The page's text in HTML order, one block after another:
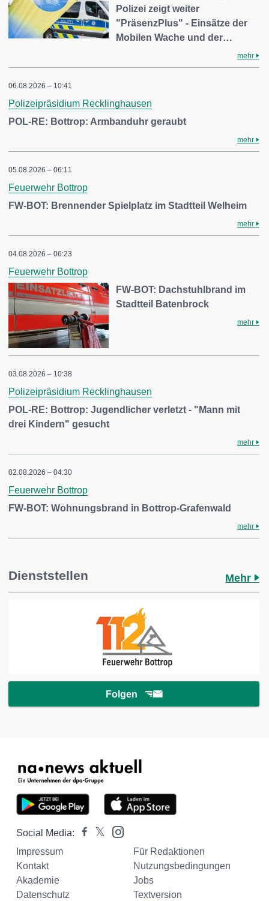
Polizei zeigt weiter
"PräsenzPlus" - Einsätze der
Mobilen Wache und der…
mehr
06.08.2026 – 10:41
Polizeipräsidium Recklinghausen
POL-RE: Bottrop: Armbanduhr geraubt
mehr
05.08.2026 – 06:11
Feuerwehr Bottrop
FW-BOT: Brennender Spielplatz im Stadtteil Welheim
mehr
04.08.2026 – 06:23
Feuerwehr Bottrop
FW-BOT: Dachstuhlbrand im
Stadtteil Batenbrock
mehr
03.08.2026 – 10:38
Polizeipräsidium Recklinghausen
POL-RE: Bottrop: Jugendlicher verletzt - "Mann mit
drei Kindern" gesucht
mehr
02.08.2026 – 04:30
Feuerwehr Bottrop
FW-BOT: Wohnungsbrand in Bottrop-Grafenwald
mehr
Dienststellen Mehr
Folgen
Social Media:
Impressum
Für Redaktionen
Kontakt
Nutzungsbedingungen
Akademie
Jobs
Datenschutz
Textversion